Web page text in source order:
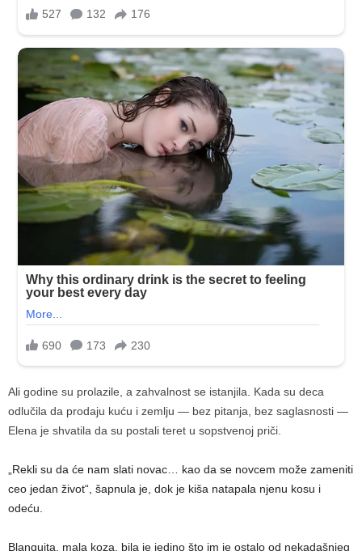
Ali godine su prolazile, a zahvalnost se istanjila. Kada su deca
odlučila da prodaju kuću i zemlju — bez pitanja, bez saglasnosti —
Elena je shvatila da su postali teret u sopstvenoj priči.
„Rekli su da će nam slati novac… kao da se novcem može zameniti
ceo jedan život“, šapnula je, dok je kiša natapala njenu kosu i
odeću.
Blanquita, mala koza, bila je jedino što im je ostalo od nekadašnjeg